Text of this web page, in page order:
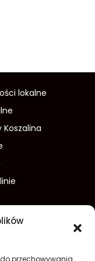
przechowywania
lokalne
Koszalina